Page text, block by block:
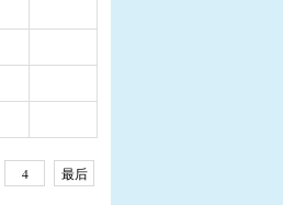
4
最后